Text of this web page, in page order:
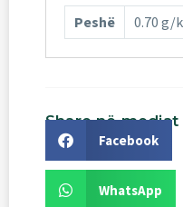
Peshë 0.70 g/
Share në mediat
Facebook
WhatsApp